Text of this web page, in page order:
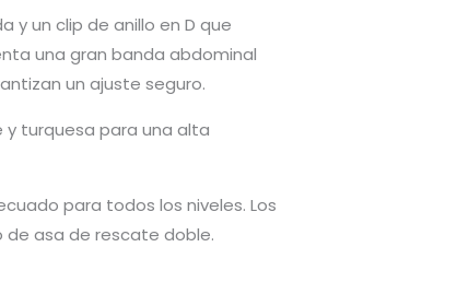
y un clip de anillo en D que
una gran banda abdominal
un ajuste seguro.
turquesa para una alta
para todos los niveles. Los
de asa de rescate doble.